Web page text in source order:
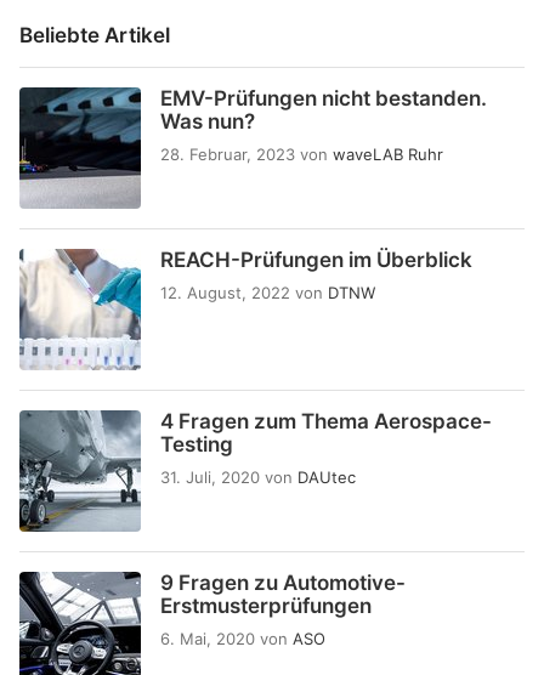
Beliebte Artikel
EMV-Prüfungen nicht bestanden.
Was nun?
28. Februar, 2023 von waveLAB Ruhr
REACH-Prüfungen im Überblick
12. August, 2022 von DTNW
4 Fragen zum Thema Aerospace-
Testing
31. Juli, 2020 von DAUtec
9 Fragen zu Automotive-
Erstmusterprüfungen
6. Mai, 2020 von ASO